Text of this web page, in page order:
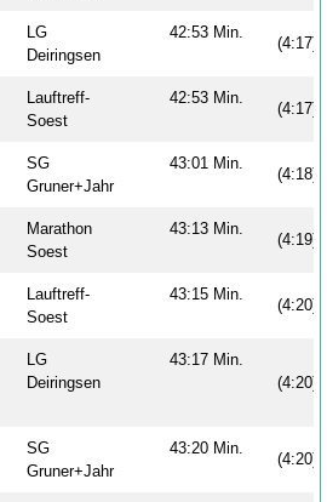
LG
Deiringsen
42:53 Min.
(4:17)
Lauftreff-
Soest
42:53 Min.
(4:17)
SG
Gruner+Jahr
43:01 Min.
(4:18)
Marathon
Soest
43:13 Min.
(4:19)
Lauftreff-
Soest
43:15 Min.
(4:20)
LG
Deiringsen
43:17 Min.
(4:20)
SG
Gruner+Jahr
43:20 Min.
(4:20)